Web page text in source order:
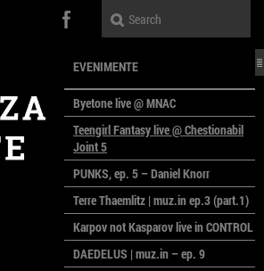
EVENIMENTE
Byetone live @ MNAC
Teengirl Fantasy live @ Chestionabil
Joint 5
PUNKS, ep. 5 – Daniel Knorr
Terre Thaemlitz | muz.in ep.3 (part.1)
Karpov not Kasparov live in CONTROL
DAEDELUS | muz.in – ep. 9